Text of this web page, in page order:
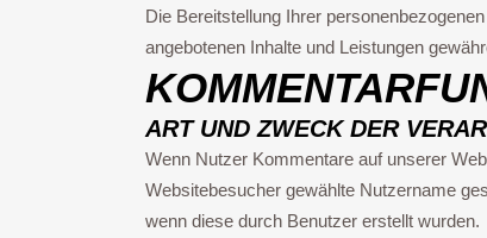
Die Bereitstellung Ihrer
angebotenen Inhalte und Leistungen
ART UND ZWECK DER
Wenn Nutzer Kommentare auf unserer
Websitebesucher gewählte Nutzername
wenn diese durch Benutzer erstellt wurden.